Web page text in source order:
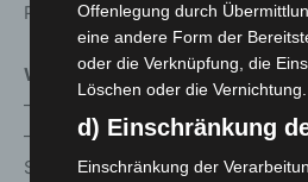
Planck-Straße 12
Wunstorf
– Sonntag, 5.12., 9 bis 17 Uhr,
– Montag bis Freitag, 10-12 und
Steinhude, Bruchdamm
Offenlegung durch
eine andere Form der
oder die Verknüpfung, die
Löschen oder die Vernichtung.
d) Einschränkung
Einschränkung der